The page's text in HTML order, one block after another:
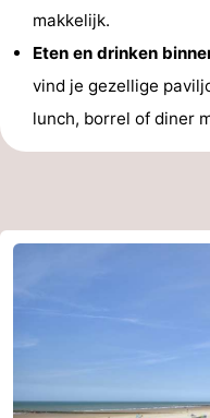
makkelijk.
Eten en drinken
vind je gezellige
lunch, borrel of diner